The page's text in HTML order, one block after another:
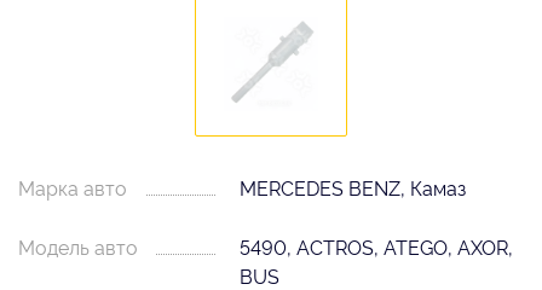
Марка авто MERCEDES BENZ, Камаз
Модель авто
5490, ACTROS, ATEGO, AXOR,
BUS